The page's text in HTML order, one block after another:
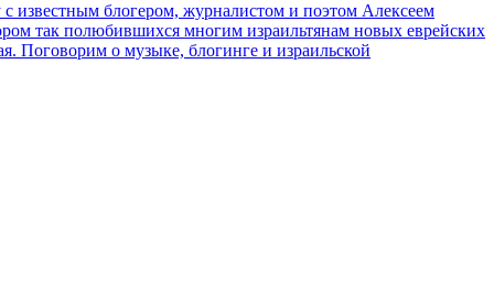
известным блогером, журналистом и поэтом Алексеем
так полюбившихся многим израильтянам новых еврейских
Поговорим о музыке, блогинге и израильской